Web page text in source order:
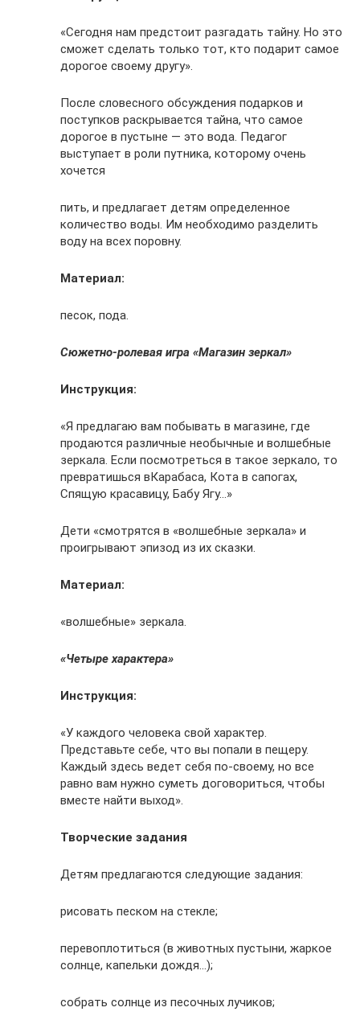
«Сегодня нам предстоит разгадать тайну. Но это
сможет сделать только тот, кто подарит самое
дорогое своему другу».
После словесного обсуждения подарков и
поступков раскрывается тайна, что самое
дорогое в пустыне — это вода. Педагог
выступает в роли путника, которому очень
хочется
пить, и предлагает детям определенное
количество воды. Им необходимо разделить
воду на всех поровну.
Материал:
песок, пода.
Сюжетно-ролевая игра «Магазин зеркал»
Инструкция:
«Я предлагаю вам побывать в магазине, где
продаются различные необычные и волшебные
зеркала. Если посмотреться в такое зеркало, то
превратишься вКарабаса, Кота в сапогах,
Спящую красавицу, Бабу Ягу…»
Дети «смотрятся в «волшебные зеркала» и
проигрывают эпизод из их сказки.
Материал:
«волшебные» зеркала.
«Четыре характера»
Инструкция:
«У каждого человека свой характер.
Представьте себе, что вы попали в пещеру.
Каждый здесь ведет себя по-своему, но все
равно вам нужно суметь договориться, чтобы
вместе найти выход».
Творческие задания
Детям предлагаются следующие задания:
рисовать песком на стекле;
перевоплотиться (в животных пустыни, жаркое
солнце, капельки дождя…);
собрать солнце из песочных лучиков;